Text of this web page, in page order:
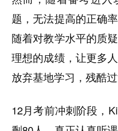
题，无法提高的正确
随着对教学水平的质
理想的成绩，让更多
放弃基地学习，残酷过
12月考前冲刺阶段，